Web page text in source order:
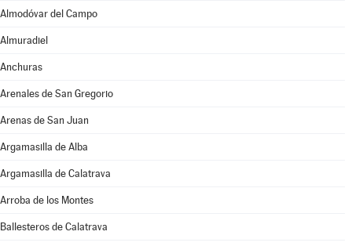
Almodóvar del Campo
Almuradiel
Anchuras
Arenales de San Gregorio
Arenas de San Juan
Argamasilla de Alba
Argamasilla de Calatrava
Arroba de los Montes
Ballesteros de Calatrava